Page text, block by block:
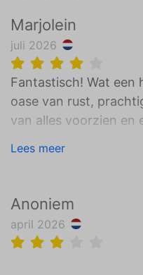
Marjolein
juli 2026
Fantastisch! Wat een
oase van rust,
van alles voorzien en
persoonlijk, voor
Lees meer
Anoniem
april 2026